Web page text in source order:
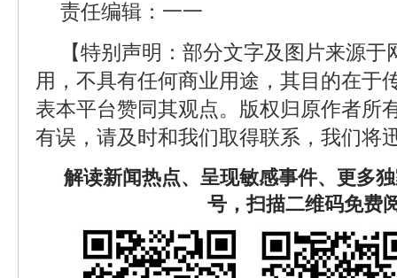
责任编辑：一一
【特别声明：部分文字及图片来源
用，不具有任何商业用途，其目的在于
表本平台赞同其观点。版权归原作者所
有误，请及时和我们取得联系，我们将
解读新闻热点、呈现敏感事件、更多
号，扫描二维码免费